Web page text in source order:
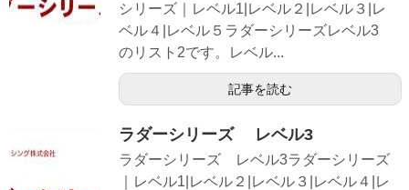
シリーズ｜レベル1|レベル２|レベル３|レ
ベル４|レベル５ラダーシリーズレベル3
のリスト2です。レベル...
記事を読む
ラダーシリーズ レベル3
ラダーシリーズ レベル3ラダーシリーズ
｜レベル1|レベル２|レベル３|レベル４|レ